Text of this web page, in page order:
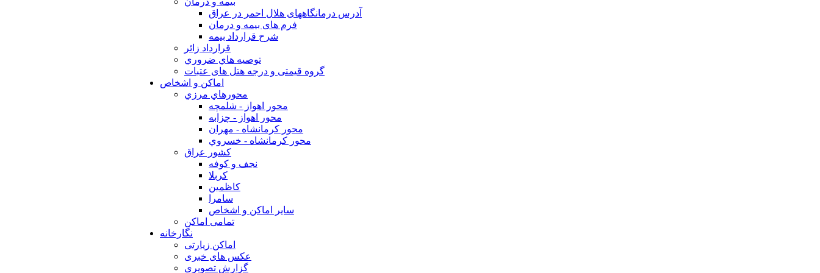
آدرس درمانگاههای هلال احمر در عراق
فرم های بیمه و درمان
شرح قرارداد بیمه
قرارداد زائر
توصيه هاي ضروري
گروه قیمتی و درجه هتل های عتبات
اماکن و اشخاص
محورهاي مرزي
محور اهواز - شلمچه
محور اهواز - چزابه
محور كرمانشاه - مهران
محور كرمانشاه - خسروي
كشور عراق
نجف و كوفه
كربلا
كاظمين
سامرا
ساير اماكن و اشخاص
تمامی اماکن
نگارخانه
اماکن زیارتی
عکس های خبری
گزارش تصویری